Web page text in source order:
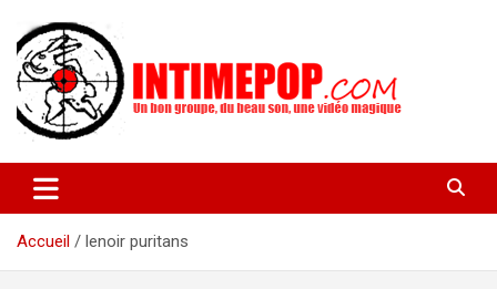
contenu
intimepop.com
actuelles pop rock, post-rock, indé sur Lyon. rock pop concert
lyon
Accueil
lenoir puritans